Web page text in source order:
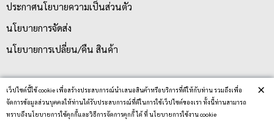
เว็ปไซต์นี้ใช้ cookie เพื่อสร้างประสบการณ์นำเสนอสินค้าหรือบริการที่ดีให้กับท่าน รวมถึงเพื่อ
จัดการข้อมูลส่วนบุคคลให้ท่านได้รับประสบการณ์ที่ดีในการใช้เว็ปไซต์ของเรา ทั้งนี้ท่านสามารถ
ทราบถึงนโยบายการใช้คุกกี้และวิธีการจัดการคุกกี้ ได้ ที่ นโยบายการใช้งาน cookie
×
ประกาศนโยบายความเป็นส่วนตัว
นโยบายการจัดส่ง
นโยบายการเปลี่ยน/คืน สินค้า
บริการลูกค้า